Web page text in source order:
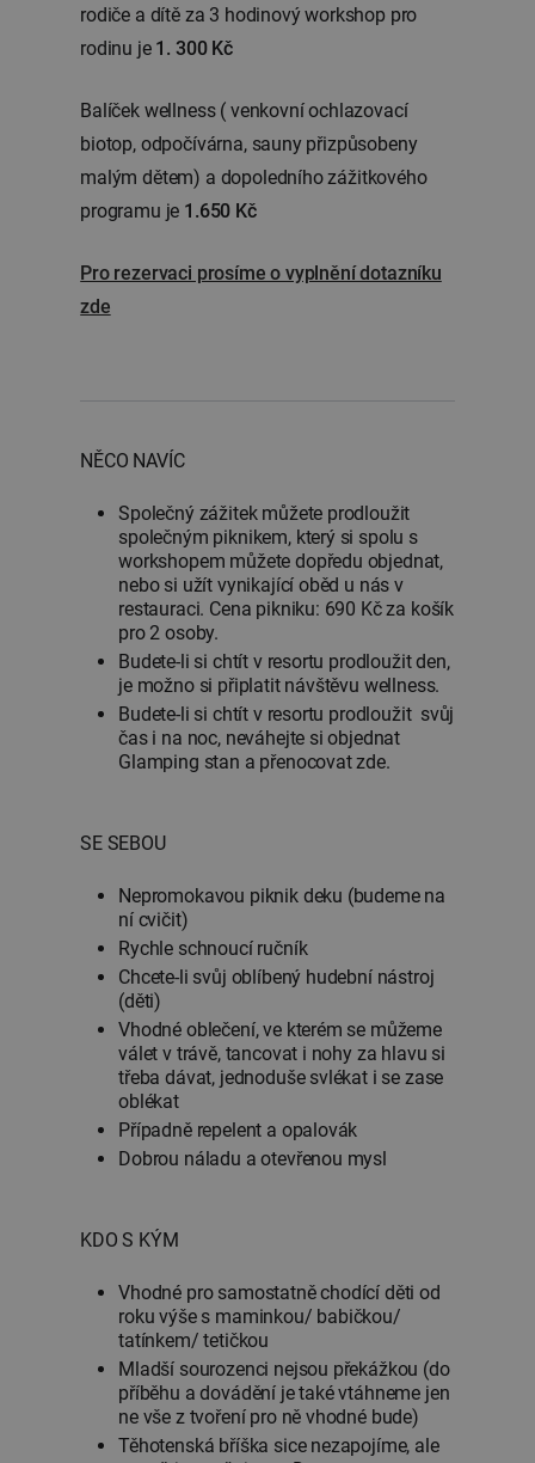
rodiče a dítě za 3 hodinový workshop pro
rodinu je1. 300 Kč
Balíček wellness ( venkovní ochlazovací
biotop, odpočívárna, sauny přizpůsobeny
malým dětem) a dopoledního zážitkového
programu je 1.650 Kč
Pro rezervaci prosíme o vyplnění dotazníku
zde
NĚCO NAVÍC
Společný zážitek můžete prodloužit
společným piknikem, který si spolu s
workshopem můžete dopředu objednat,
nebo si užít vynikající oběd u nás v
restauraci. Cena pikniku: 690 Kč za košík
pro 2 osoby.
Budete-li si chtít v resortu prodloužit den,
je možno si připlatit návštěvu wellness.
Budete-li si chtít v resortu prodloužit svůj
čas i na noc, neváhejte si objednat
Glamping stan a přenocovat zde.
SE SEBOU
Nepromokavou piknik deku (budeme na
ní cvičit)
Rychle schnoucí ručník
Chcete-li svůj oblíbený hudební nástroj
(děti)
Vhodné oblečení, ve kterém se můžeme
válet v trávě, tancovat i nohy za hlavu si
třeba dávat, jednoduše svlékat i se zase
oblékat
Případně repelent a opalovák
Dobrou náladu a otevřenou mysl
KDO S KÝM
Vhodné pro samostatně chodící děti od
roku výše s maminkou/ babičkou/
tatínkem/ tetičkou
Mladší sourozenci nejsou překážkou (do
příběhu a dovádění je také vtáhneme jen
ne vše z tvoření pro ně vhodné bude)
Těhotenská bříška sice nezapojíme, ale